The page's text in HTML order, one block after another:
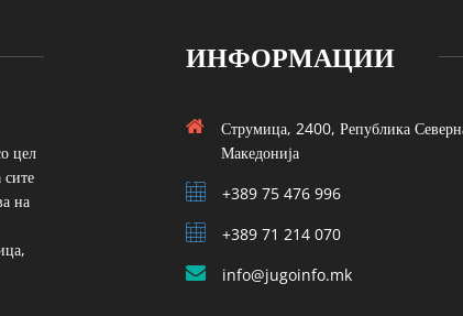
цел
на
ИНФОРМАЦИИ
Струмица, 2400, Република
Македонија
+389 75 476 996
+389 71 214 070
info@jugoinfo.mk